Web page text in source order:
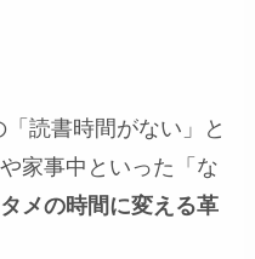
読書時間がない」と
家事中といった「な
メの時間に変える革